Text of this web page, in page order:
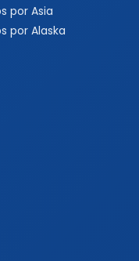
por Asia
por Alaska